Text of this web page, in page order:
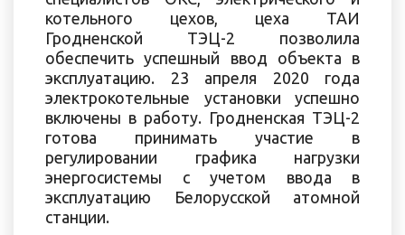
котельного цехов, цеха ТАИ
Гродненской ТЭЦ-2 позволила
обеспечить успешный ввод объекта в
эксплуатацию. 23 апреля 2020 года
электрокотельные установки успешно
включены в работу. Гродненская ТЭЦ-2
готова принимать участие в
регулировании графика нагрузки
энергосистемы с учетом ввода в
эксплуатацию Белорусской атомной
станции.